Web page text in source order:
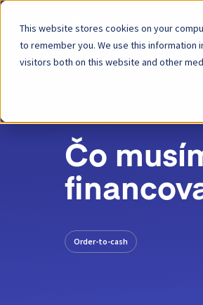
This website stores cookies on your
to remember you. We use this
visitors both on this website and other
SPÄŤ PRÍSPEVOK NA
Čo
Order-to-cash